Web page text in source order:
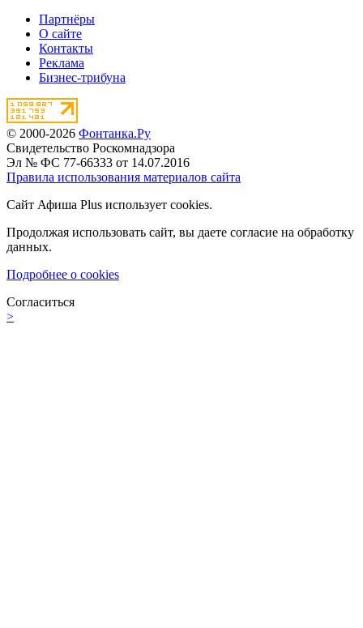
Партнёры
О сайте
Контакты
Реклама
Бизнес-трибуна
© 2000-2026 Фонтанка.Ру
Свидетельство Роскомнадзора
Эл № ФС 77-66333 от 14.07.2016
Правила использования материалов сайта
Сайт Афиша Plus использует cookies.
Продолжая использовать сайт, вы даете согласие на обработку
данных.
Подробнее о cookies
Согласиться
>